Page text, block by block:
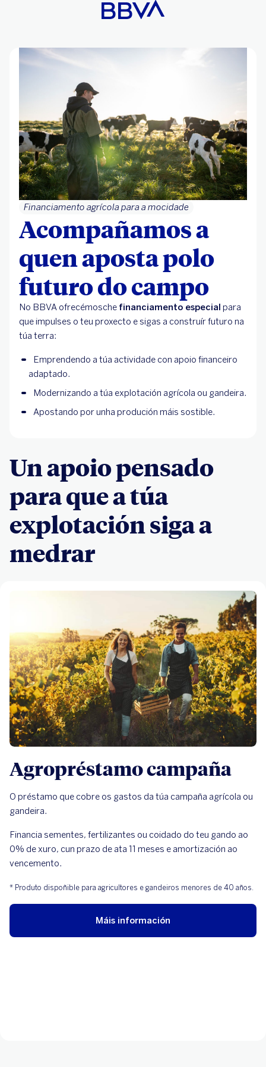
Financiamento agrícola para a mocidade
Acompañamos a
quen aposta polo
futuro do campo
No BBVA ofrecémosche financiamento especial para
que impulses o teu proxecto e sigas a construír futuro na
túa terra:
Emprendendo a túa actividade con apoio financeiro
adaptado.
Modernizando a túa explotación agrícola ou gandeira.
Apostando por unha produción máis sostible.
Un apoio pensado
para que a túa
explotación siga a
medrar
Agropréstamo campaña
O préstamo que cobre os gastos da túa campaña agrícola ou
gandeira.
Financia sementes, fertilizantes ou coidado do teu gando ao
0% de xuro, cun prazo de ata 11 meses e amortización ao
vencemento.
* Produto dispoñible para agricultores e gandeiros menores de 40 años.
Máis información